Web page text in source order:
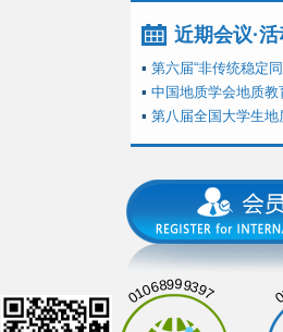
近期会议·
▪ 第六届“非传统稳定
▪ 中国地质学会地质
▪ 第八届全国大学生地
01068999397